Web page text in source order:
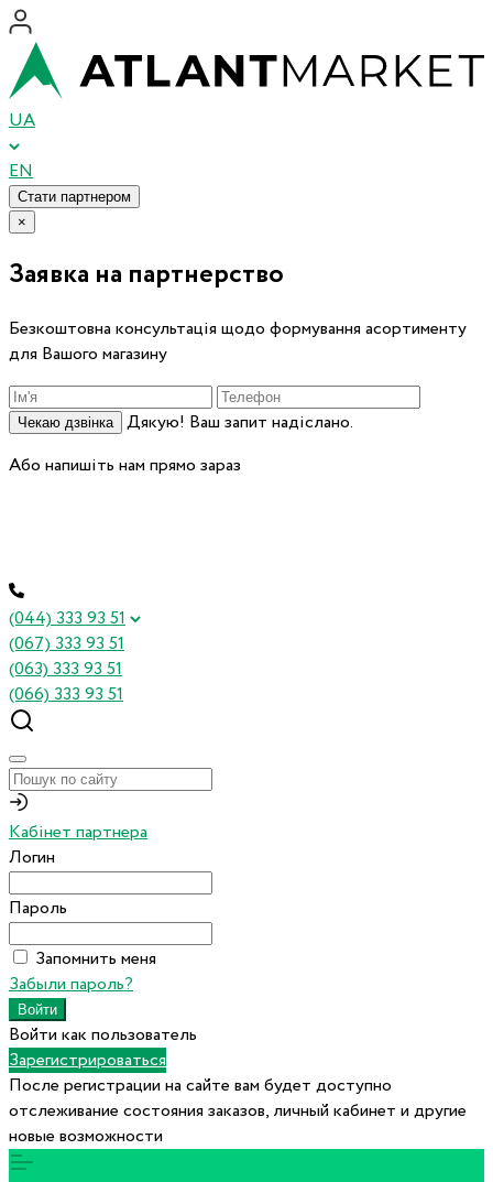
UA
EN
Стати партнером
×
Заявка на партнерство
Безкоштовна консультація щодо формування асортименту
для Вашого магазину
Чекаю дзвінка
Дякую! Ваш запит надіслано.
Або напишіть нам прямо зараз
(044) 333 93 51
(067) 333 93 51
(063) 333 93 51
(066) 333 93 51
Кабінет партнера
Логин
Пароль
Запомнить меня
Забыли пароль?
Войти как пользователь
Зарегистрироваться
После регистрации на сайте вам будет доступно
отслеживание состояния заказов, личный кабинет и другие
новые возможности